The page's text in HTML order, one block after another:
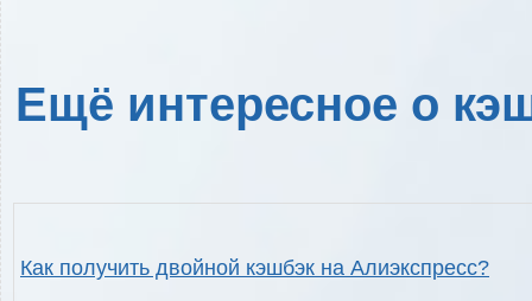
Ещё интересное о
Как получить двойной кэшбэк на Алиэкспресс?